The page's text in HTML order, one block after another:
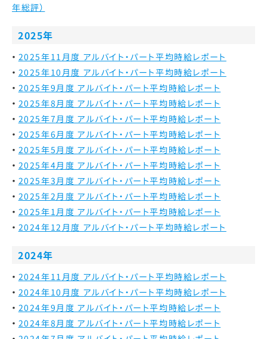
年総評）
2025年
2025年11月度 アルバイト・パート平均時給レポート
2025年10月度 アルバイト・パート平均時給レポート
2025年9月度 アルバイト・パート平均時給レポート
2025年8月度 アルバイト・パート平均時給レポート
2025年7月度 アルバイト・パート平均時給レポート
2025年6月度 アルバイト・パート平均時給レポート
2025年5月度 アルバイト・パート平均時給レポート
2025年4月度 アルバイト・パート平均時給レポート
2025年3月度 アルバイト・パート平均時給レポート
2025年2月度 アルバイト・パート平均時給レポート
2025年1月度 アルバイト・パート平均時給レポート
2024年12月度 アルバイト・パート平均時給レポート
2024年
2024年11月度 アルバイト・パート平均時給レポート
2024年10月度 アルバイト・パート平均時給レポート
2024年9月度 アルバイト・パート平均時給レポート
2024年8月度 アルバイト・パート平均時給レポート